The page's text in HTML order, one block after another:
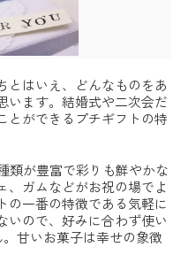
とはいえ、どんなものをあ
います。結婚式や二次会だ
とができるプチギフトの特
類が豊富で彩りも鮮やかな
、ガムなどがお祝の場でよ
の一番の特徴である気軽に
いので、好みに合わず使い
甘いお菓子は幸せの象徴